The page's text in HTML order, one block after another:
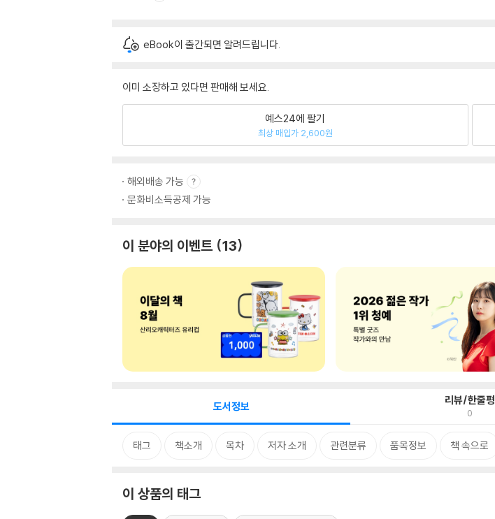
eBook이 출간되면 알려드립니다.
이미 소장하고 있다면 판매해 보세요.
예스24에 팔기
최상 매입가 2,600원
해외배송 가능
문화비소득공제 가능
이 분야의 이벤트 13
도서정보 리뷰/한줄평
0
태그 책소개 목차 저자 소개 관련분류 품목정보 책 속으로
이 상품의 태그